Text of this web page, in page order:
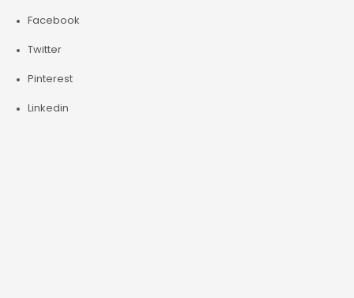
Facebook
Twitter
Pinterest
Linkedin